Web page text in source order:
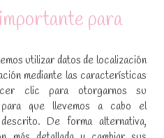
para
utilizar datos de localización
mediante las características
clic para otorgarnos su
que llevemos a cabo el
De forma alternativa,